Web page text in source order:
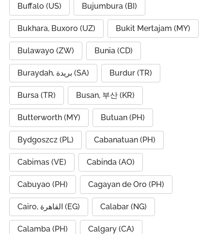
Buffalo (US) Bujumbura (BI)
Bukhara, Buxoro (UZ) Bukit Mertajam (MY)
Bulawayo (ZW) Bunia (CD)
Buraydah, بريدة (SA) Burdur (TR)
Bursa (TR) Busan, 부산 (KR)
Butterworth (MY) Butuan (PH)
Bydgoszcz (PL) Cabanatuan (PH)
Cabimas (VE) Cabinda (AO)
Cabuyao (PH) Cagayan de Oro (PH)
Cairo, القاهرة (EG) Calabar (NG)
Calamba (PH) Calgary (CA)